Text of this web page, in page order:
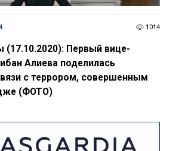
1014
(17.10.2020): Первый вице-
Алиева поделилась
с террором, совершенным
(ФОТО)